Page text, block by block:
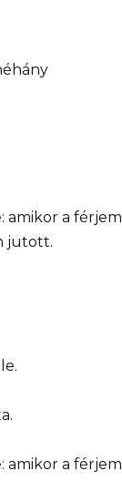
amikor a férjem
jutott.
amikor a férjem